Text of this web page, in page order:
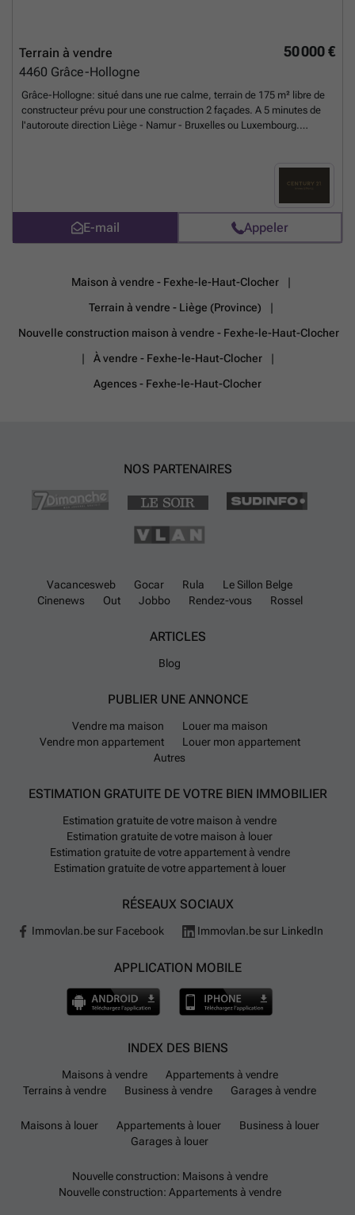
50 000 €
Terrain à vendre
4460 Grâce-Hollogne
Grâce-Hollogne: situé dans une rue calme, terrain de 175 m² libre de
constructeur prévu pour une construction 2 façades. A 5 minutes de
l'autoroute direction Liège - Namur - Bruxelles ou Luxembourg.
E-mail Appeler
Maison à vendre - Fexhe-le-Haut-Clocher
Terrain à vendre - Liège (Province)
Nouvelle construction maison à vendre - Fexhe-le-Haut-Clocher
À vendre - Fexhe-le-Haut-Clocher
Agences - Fexhe-le-Haut-Clocher
NOS PARTENAIRES
Vacancesweb Gocar Rula
Le Sillon Belge
Cinenews
Out Jobbo Rendez-vous Rossel
ARTICLES
Blog
PUBLIER UNE ANNONCE
Vendre ma maison
Louer ma maison
Vendre mon appartement
Louer mon appartement
Autres
ESTIMATION GRATUITE DE VOTRE BIEN IMMOBILIER
Estimation gratuite de votre maison à vendre
Estimation gratuite de votre maison à louer
Estimation gratuite de votre appartement à vendre
Estimation gratuite de votre appartement à louer
RÉSEAUX SOCIAUX
Immovlan.be sur Facebook Immovlan.be sur LinkedIn
APPLICATION MOBILE
INDEX DES BIENS
Maisons à vendre
Appartements à vendre
Terrains à vendre
Business à vendre Garages à vendre
Maisons à louer Appartements à louer
Business à louer
Garages à louer
Nouvelle construction: Maisons à vendre
Nouvelle construction: Appartements à vendre